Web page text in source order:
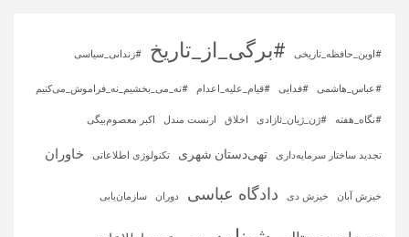
#اوین_حافظه_تاریخی #برگی_از_تاریخ #زندانی_سیاسی
#عباس_هاشمی #فدایی #قیام_علیه_اعدام #نه_می_بخشیم_نه_فراموش_می‌کنیم
#نگاه_هفته #ژن_ژیان_ئازادی اخلاق ارنست مندل اکبر معصوم‌بیگی
تجدید ساختار سرمایه‌داری تهی‌دستان شهری تکنولوژی اطلاعاتی خاوران
خیزش آبان خیزش دی دادگاه عباسی دوران سازمان‌یابی